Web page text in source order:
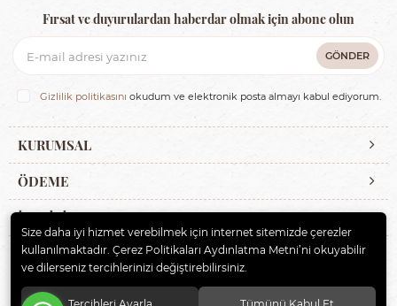
KURUMSAL
ÖDEME
İLETİŞİM
Fırsat ve duyurulardan haberdar olmak için abone olun
GÖNDER
Gizlilik politikasını okudum ve elektronik posta almayı kabul ediyorum.
© 2020ERBAYBEBE BİSİKLET VE ÇOCUK GEREÇLERİ
saklıdır.
Size daha iyi hizmet verebilmek için internet sitemizde çerezler
kullanılmaktadır. Çerez Politikaları Aydınlatma Metni’ni okuyabilir
ve dilerseniz tercihlerinizi değiştirebilirsiniz.